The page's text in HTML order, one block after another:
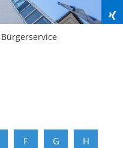
Bürgerservice
F G H